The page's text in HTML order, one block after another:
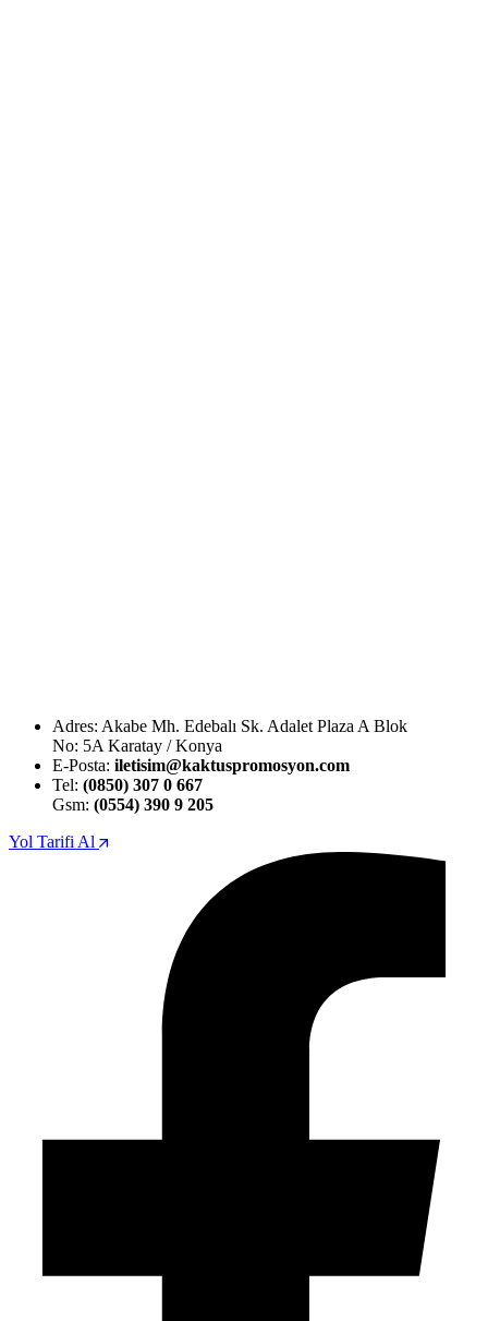
Adres: Akabe Mh. Edebalı Sk. Adalet Plaza A Blok
No: 5A Karatay / Konya
E-Posta: iletisim@kaktuspromosyon.com
Tel: (0850) 307 0 667
Gsm: (0554) 390 9 205
Yol Tarifi Al